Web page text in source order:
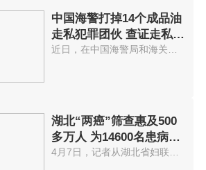
中国海警打掉14个成品油
走私犯罪团伙 查证走私成
品油累计
近日，在中国海警局和海关总署统...
湖北“两癌”筛查惠及500
多万人 为14600名患病贫
困妇女每人
4月7日，记者从湖北省妇联获悉，...